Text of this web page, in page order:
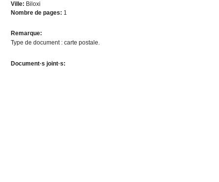
Ville: Biloxi
Nombre de pages: 1
Remarque:
Type de document : carte postale.
Document·s joint·s: